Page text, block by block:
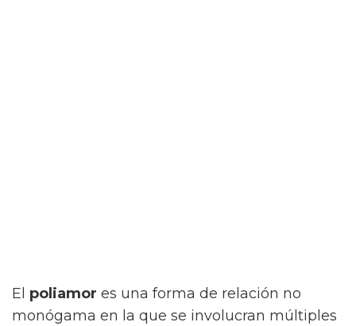
El poliamor es una forma de relación no
monógama en la que se involucran múltiples